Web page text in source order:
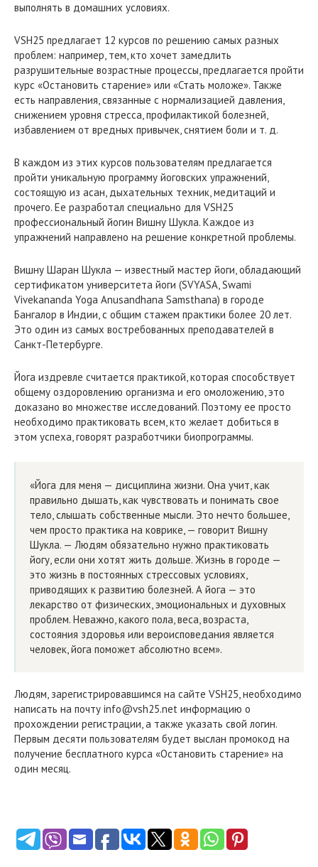
выполнять в домашних условиях.
VSH25 предлагает 12 курсов по решению самых разных
проблем: например, тем, кто хочет замедлить
разрушительные возрастные процессы, предлагается пройти
курс «Остановить старение» или «Стать моложе». Также
есть направления, связанные с нормализацией давления,
снижением уровня стресса, профилактикой болезней,
избавлением от вредных привычек, снятием боли и т. д.
В каждом из этих курсов пользователям предлагается
пройти уникальную программу йоговских упражнений,
состоящую из асан, дыхательных техник, медитаций и
прочего. Ее разработал специально для VSH25
профессиональный йогин Вишну Шукла. Каждое из
упражнений направлено на решение конкретной проблемы.
Вишну Шаран Шукла — известный мастер йоги, обладающий
сертификатом университета йоги (SVYASA, Swami
Vivekananda Yoga Anusandhana Samsthana) в городе
Бангалор в Индии, с общим стажем практики более 20 лет.
Это один из самых востребованных преподавателей в
Санкт-Петербурге.
Йога издревле считается практикой, которая способствует
общему оздоровлению организма и его омоложению, это
доказано во множестве исследований. Поэтому ее просто
необходимо практиковать всем, кто желает добиться в
этом успеха, говорят разработчики биопрограммы.
«Йога для меня — дисциплина жизни. Она учит, как
правильно дышать, как чувствовать и понимать свое
тело, слышать собственные мысли. Это нечто большее,
чем просто практика на коврике, — говорит Вишну
Шукла. — Людям обязательно нужно практиковать
йогу, если они хотят жить дольше. Жизнь в городе —
это жизнь в постоянных стрессовых условиях,
приводящих к развитию болезней. А йога — это
лекарство от физических, эмоциональных и духовных
проблем. Неважно, какого пола, веса, возраста,
состояния здоровья или вероисповедания является
человек, йога поможет абсолютно всем».
Людям, зарегистрировавшимся на сайте VSH25, необходимо
написать на почту info@vsh25.net информацию о
прохождении регистрации, а также указать свой логин.
Первым десяти пользователям будет выслан промокод на
получение бесплатного курса «Остановить старение» на
один месяц.